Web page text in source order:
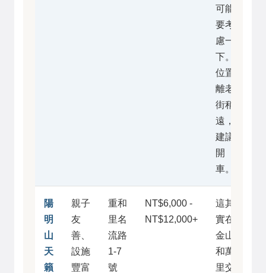
可能
要考
慮一
下。
位置
離老
街稍
遠，
建議
開
車。
陽
明
山
天
籟
親子
友
善、
設施
豐富
重和
里名
流路
1-7
號
NT$6,000 -
NT$12,000+
這其
實在
金山
和萬
里交